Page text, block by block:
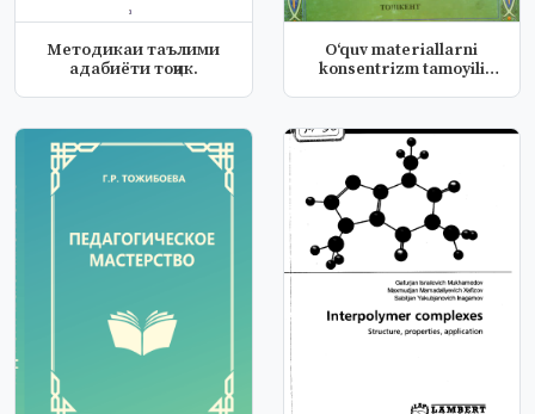
Методикаи таълими
адабиёти тоҷик.
O‘quv materiallarni
konsentrizm tamoyili